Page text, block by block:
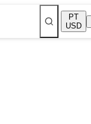
PT
USD